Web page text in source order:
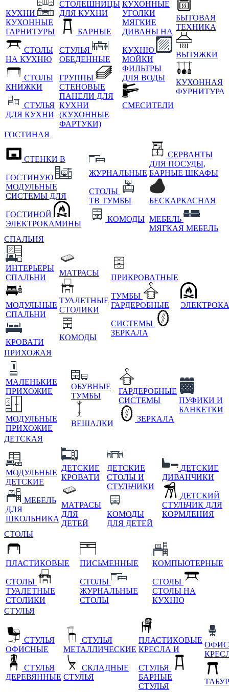
КУХНИ
КУХОННЫЕ
ГАРНИТУРЫ
СТОЛЫ
НА КУХНЮ
СТОЛЫ
КНИЖКИ
СТУЛЬЯ
ДЛЯ КУХНИ
СТОЛЕШНИЦЫ
ДЛЯ КУХНИ
БАРНЫЕ
СТУЛЬЯ
ОБЕДЕННЫЕ
ГРУППЫ
СТЕНОВЫЕ
ПАНЕЛИ ДЛЯ
КУХНИ
(КУХОННЫЕ
ФАРТУКИ)
КУХОННЫЕ
УГОЛКИ
МЯГКИЕ
ДИВАНЫ НА
КУХНЮ
МОЙКИ
ФИЛЬТРЫ
ДЛЯ ВОДЫ
СМЕСИТЕЛИ
БЫТОВАЯ
ТЕХНИКА
ВЫТЯЖКИ
КУХОННАЯ
ФУРНИТУРА
ГОСТИНАЯ
СТЕНКИ В
ГОСТИНУЮ
МОДУЛЬНЫЕ
СИСТЕМЫ ДЛЯ
ГОСТИНОЙ
ЭЛЕКТРОКАМИНЫ
ЖУРНАЛЬНЫЕ
СТОЛЫ
ТВ ТУМБЫ
КОМОДЫ
СЕРВАНТЫ
ДЛЯ ПОСУДЫ,
БАРНЫЕ ШКАФЫ
БЕСКАРКАСНАЯ
МЕБЕЛЬ
МЯГКАЯ МЕБЕЛЬ
СПАЛЬНЯ
ИНТЕРЬЕРЫ
СПАЛЬНИ
МОДУЛЬНЫЕ
СПАЛЬНИ
КРОВАТИ
МАТРАСЫ
ТУАЛЕТНЫЕ
СТОЛИКИ
КОМОДЫ
ПРИКРОВАТНЫЕ
ТУМБЫ
ГАРДЕРОБНЫЕ
СИСТЕМЫ
ЗЕРКАЛА
ПРИХОЖАЯ
МАЛЕНЬКИЕ
ПРИХОЖИЕ
МОДУЛЬНЫЕ
ПРИХОЖИЕ
ОБУВНЫЕ
ТУМБЫ
ВЕШАЛКИ
ГАРДЕРОБНЫЕ
СИСТЕМЫ
ЗЕРКАЛА
ПУФИКИ И
БАНКЕТКИ
ДЕТСКАЯ
МОДУЛЬНЫЕ
ДЕТСКИЕ
МЕБЕЛЬ
ДЛЯ
ШКОЛЬНИКА
ДЕТСКИЕ
КРОВАТИ
МАТРАСЫ
ДЛЯ
ДЕТЕЙ
ДЕТСКИЕ
СТОЛЫ И
СТУЛЬЧИКИ
КОМОДЫ
ДЛЯ ДЕТЕЙ
ДЕТСКИЕ
ДИВАНЧИКИ
ДЕТСКИЙ
СТУЛЬЧИК ДЛЯ
КОРМЛЕНИЯ
СТОЛЫ
ПЛАСТИКОВЫЕ
СТОЛЫ
ТУАЛЕТНЫЕ
СТОЛИКИ
ПИСЬМЕННЫЕ
СТОЛЫ
ЖУРНАЛЬНЫЕ
СТОЛЫ
КОМПЬЮТЕРНЫЕ
СТОЛЫ
СТОЛЫ НА
КУХНЮ
СТУЛЬЯ
СТУЛЬЯ
ОФИСНЫЕ
СТУЛЬЯ
ДЕРЕВЯННЫЕ
СТУЛЬЯ
МЕТАЛЛИЧЕСКИЕ
СКЛАДНЫЕ
СТУЛЬЯ
ПЛАСТИКОВЫЕ
КРЕСЛА И
СТУЛЬЯ
БАРНЫЕ
СТУЛЬЯ